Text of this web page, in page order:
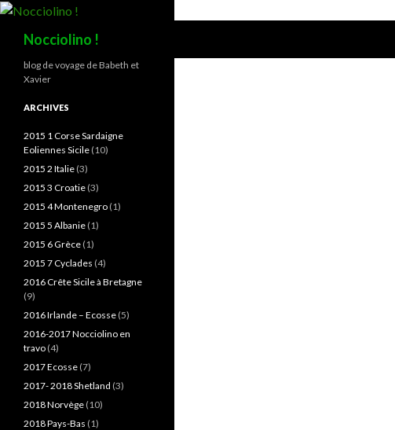
Nocciolino !
blog de voyage de Babeth et
Xavier
ARCHIVES
2015 1 Corse Sardaigne
Eoliennes Sicile (10)
2015 2 Italie (3)
2015 3 Croatie (3)
2015 4 Montenegro (1)
2015 5 Albanie (1)
2015 6 Grèce (1)
2015 7 Cyclades (4)
2016 Crête Sicile à Bretagne
(9)
2016 Irlande – Ecosse (5)
2016-2017 Nocciolino en
travo (4)
2017 Ecosse (7)
2017- 2018 Shetland (3)
2018 Norvège (10)
2018 Pays-Bas (1)